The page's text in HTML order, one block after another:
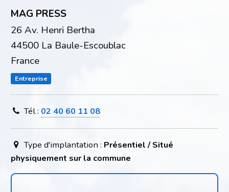
MAG PRESS
26 Av. Henri Bertha
44500 La Baule-Escoublac
France
Entreprise
Tél : 02 40 60 11 08
Type d'implantation : Présentiel / Situé
physiquement sur la commune